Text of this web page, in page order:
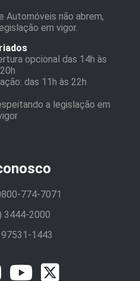
Automóveis não abrem,
em vigor.
opcional das 14h às
20h
das 11h às 22h
a legislação em
774-7071
3444-2000
1443